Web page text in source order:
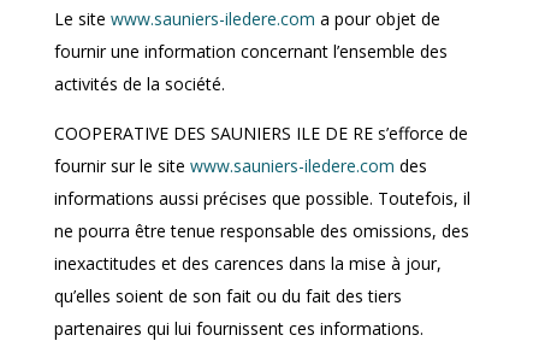
Le site www.sauniers-iledere.com a pour objet de
fournir une information concernant l’ensemble des
activités de la société.
COOPERATIVE DES SAUNIERS ILE DE RE s’efforce de
fournir sur le site www.sauniers-iledere.com des
informations aussi précises que possible. Toutefois, il
ne pourra être tenue responsable des omissions, des
inexactitudes et des carences dans la mise à jour,
qu’elles soient de son fait ou du fait des tiers
partenaires qui lui fournissent ces informations.